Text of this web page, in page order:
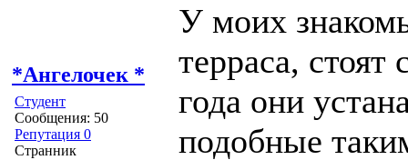
*Ангелочек *
Студент
Сообщения: 50
Репутация 0
Странник
У моих
терраса,
года они
подобные